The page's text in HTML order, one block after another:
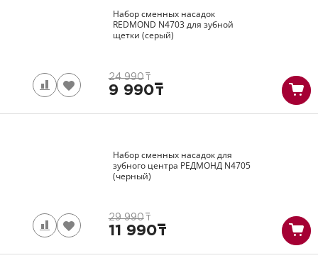
Набор сменных насадок
REDMOND N4703для зубной
щетки (серый)
24 990 т
9 990т
Набор сменных насадок для
зубного центра РЕДМОНД N4705
(черный)
29 990 т
11 990т